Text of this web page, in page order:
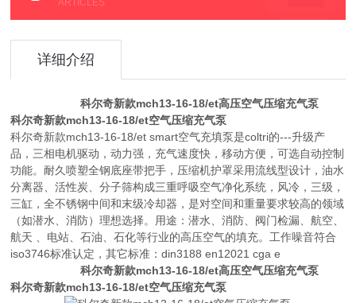
ARTICLES
详细介绍
科尔奇新款mch13-16-18/et高压空气压缩充气泵
科尔奇新款mch13-16-18/et空气压缩充气泵
科尔奇新款mch13-16-18/et smart空气充填泵是coltri的---升级产
品，三相电机驱动，动力强，充气速度快，移动方便，可选自动控制
功能。耐久喷塑全钢底座带把手，压缩机护罩采用流线型设计，油水
分离器、活性炭、分子筛构成三重呼吸空气净化系统，风冷，三级，
三缸，全不锈钢中间和末级冷却器，是对空间和重量要求较高的领域
（如潜水、消防）理想选择。用途：潜水、消防、阀门检漏、航空、
航天 、电站、石油、石化等行业的高压空气的填充。工作噪音符合
iso3746标准认定，其它标准：din3188 en12021 cga e
科尔奇新款mch13-16-18/et高压空气压缩充气泵
科尔奇新款mch13-16-18/et空气压缩充气泵